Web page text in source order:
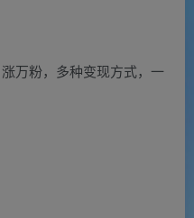
万粉，多种变现方式，一